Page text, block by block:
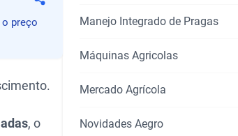
Compartilhar
preço
, o
Manejo Integrado de Pragas
Máquinas Agricolas
Mercado Agrícola
Novidades Aegro